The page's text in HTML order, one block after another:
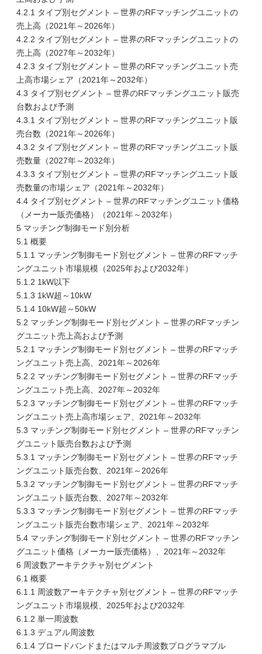
4.2.1 タイプ別セグメント – 世界のRFマッチングユニットの
売上高（2021年～2026年）
4.2.2 タイプ別セグメント – 世界のRFマッチングユニットの
売上高（2027年～2032年）
4.2.3 タイプ別セグメント – 世界のRFマッチングユニット売
上高市場シェア（2021年～2032年）
4.3 タイプ別セグメント – 世界のRFマッチングユニット販売
台数および予測
4.3.1 タイプ別セグメント – 世界のRFマッチングユニット販
売台数（2021年～2026年）
4.3.2 タイプ別セグメント – 世界のRFマッチングユニット販
売数量（2027年～2032年）
4.3.3 タイプ別セグメント – 世界のRFマッチングユニット販
売数量の市場シェア（2021年～2032年）
4.4 タイプ別セグメント – 世界のRFマッチングユニット価格
（メーカー販売価格）（2021年～2032年）
5 マッチング制御モード別分析
5.1 概要
5.1.1 マッチング制御モード別セグメント – 世界のRFマッチ
ングユニット市場規模（2025年および2032年）
5.1.2 1kW以下
5.1.3 1kW超～10kW
5.1.4 10kW超～50kW
5.2 マッチング制御モード別セグメント – 世界のRFマッチン
グユニット売上高および予測
5.2.1 マッチング制御モード別セグメント – 世界のRFマッチ
ングユニット売上高、2021年～2026年
5.2.2 マッチング制御モード別セグメント – 世界のRFマッチ
ングユニット売上高、2027年～2032年
5.2.3 マッチング制御モード別セグメント – 世界のRFマッチ
ングユニット売上高市場シェア、2021年～2032年
5.3 マッチング制御モード別セグメント – 世界のRFマッチン
グユニット販売台数および予測
5.3.1 マッチング制御モード別セグメント – 世界のRFマッチ
ングユニット販売台数、2021年～2026年
5.3.2 マッチング制御モード別セグメント – 世界のRFマッチ
ングユニット販売台数、2027年～2032年
5.3.3 マッチング制御モード別セグメント – 世界のRFマッチ
ングユニット販売台数市場シェア、2021年～2032年
5.4 マッチング制御モード別セグメント – 世界のRFマッチン
グユニット価格（メーカー販売価格）、2021年～2032年
6 周波数アーキテクチャ別セグメント
6.1 概要
6.1.1 周波数アーキテクチャ別セグメント – 世界のRFマッチ
ングユニット市場規模、2025年および2032年
6.1.2 単一周波数
6.1.3 デュアル周波数
6.1.4 ブロードバンドまたはマルチ周波数プログラマブル